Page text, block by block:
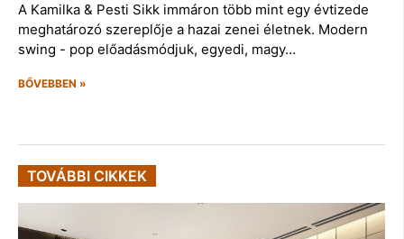
A Kamilka & Pesti Sikk immáron több mint egy évtizede
meghatározó szereplője a hazai zenei életnek. Modern
swing - pop előadásmódjuk, egyedi, magy…
BŐVEBBEN »
TOVÁBBI CIKKEK